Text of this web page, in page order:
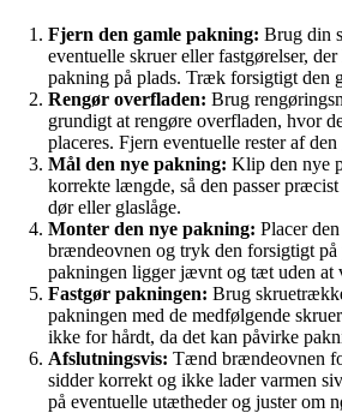
Fjern den gamle pakning: Brug din
eventuelle skruer eller fastgørelser,
pakning på plads. Træk forsigtigt den
Rengør overfladen: Brug
grundigt at rengøre overfladen, hvor
placeres. Fjern eventuelle rester af
Mål den nye pakning: Klip den nye
korrekte længde, så den passer
dør eller glaslåge.
Monter den nye pakning: Placer
brændeovnen og tryk den forsigtigt på
pakningen ligger jævnt og tæt uden at
Fastgør pakningen: Brug
pakningen med de medfølgende
ikke for hårdt, da det kan påvirke
Afslutningsvis: Tænd brændeovnen
sidder korrekt og ikke lader varmen
på eventuelle utætheder og juster om